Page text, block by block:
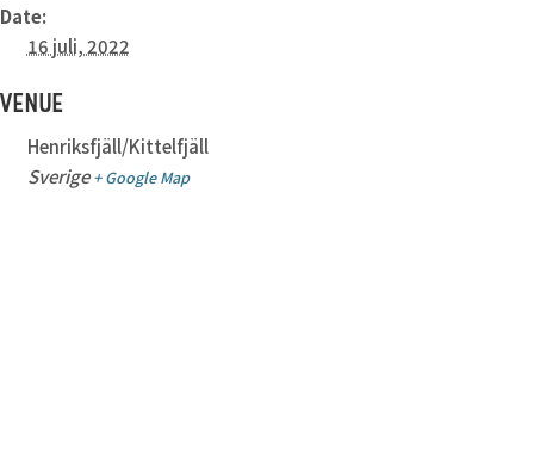
Date:
16 juli, 2022
VENUE
Henriksfjäll/Kittelfjäll
Sverige + Google Map